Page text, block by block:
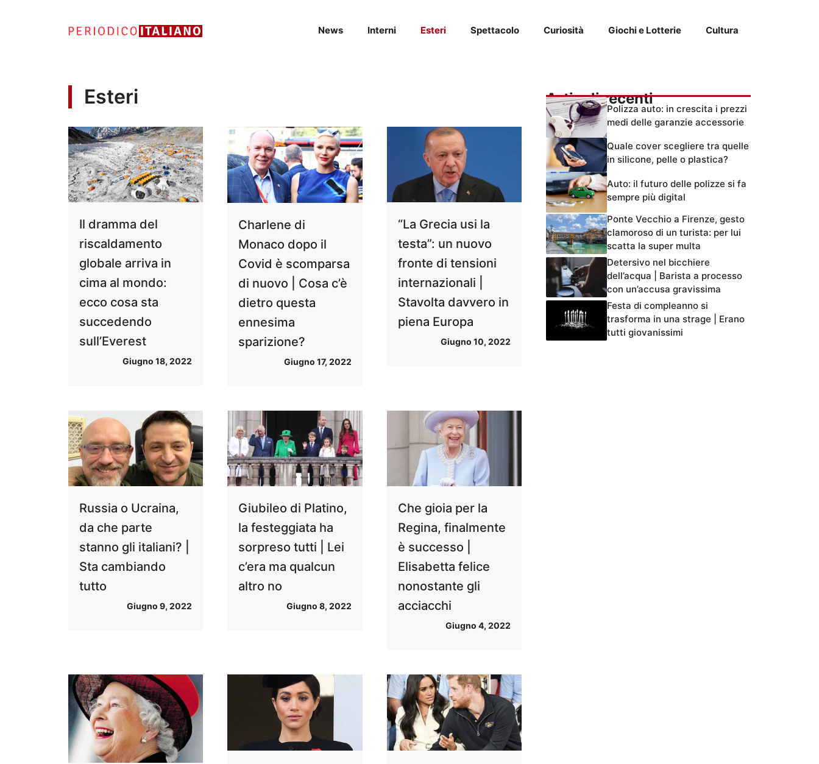
News Interni Esteri Spettacolo Curiosità Giochi e Lotterie Cultura
Esteri
Il dramma del
riscaldamento
globale arriva in
cima al mondo:
ecco cosa sta
succedendo
sull’Everest
Giugno 18, 2022
Charlene di
Monaco dopo il
Covid è scomparsa
di nuovo | Cosa c’è
dietro questa
ennesima
sparizione?
Giugno 17, 2022
“La Grecia usi la
testa”: un nuovo
fronte di tensioni
internazionali |
Stavolta davvero in
piena Europa
Giugno 10, 2022
Russia o Ucraina,
da che parte
stanno gli italiani? |
Sta cambiando
tutto
Giugno 9, 2022
Giubileo di Platino,
la festeggiata ha
sorpreso tutti | Lei
c’era ma qualcun
altro no
Giugno 8, 2022
Che gioia per la
Regina, finalmente
è successo |
Elisabetta felice
nonostante gli
acciacchi
Giugno 4, 2022
Articoli recenti
Polizza auto: in crescita i prezzi
medi delle garanzie accessorie
Quale cover scegliere tra quelle
in silicone, pelle o plastica?
Auto: il futuro delle polizze si fa
sempre più digital
Ponte Vecchio a Firenze, gesto
clamoroso di un turista: per lui
scatta la super multa
Detersivo nel bicchiere
dell’acqua | Barista a processo
con un’accusa gravissima
Festa di compleanno si
trasforma in una strage | Erano
tutti giovanissimi